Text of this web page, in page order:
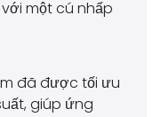
một cú nhấp
đã được tối ưu
giúp ứng